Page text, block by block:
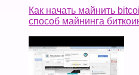
Как начать майнить
способ майнинга